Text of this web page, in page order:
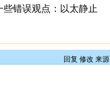
错误观点：以太静止
回复 修改 来源